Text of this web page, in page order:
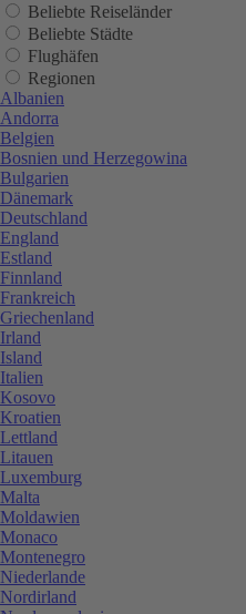
Beliebte Reiseländer
Beliebte Städte
Flughäfen
Regionen
Albanien
Andorra
Belgien
Bosnien und Herzegowina
Bulgarien
Dänemark
Deutschland
England
Estland
Finnland
Frankreich
Griechenland
Irland
Island
Italien
Kosovo
Kroatien
Lettland
Litauen
Luxemburg
Malta
Moldawien
Monaco
Montenegro
Niederlande
Nordirland